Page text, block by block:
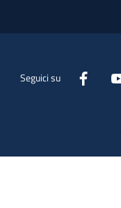
Seguici su